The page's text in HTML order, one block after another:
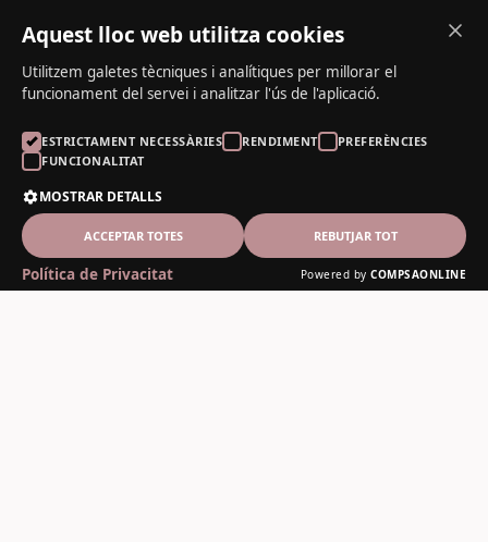
Aquest lloc web utilitza cookies
Utilitzem galetes tècniques i analítiques per millorar el
funcionament del servei i analitzar l'ús de l'aplicació.
ESTRICTAMENT NECESSÀRIES RENDIMENT
PREFERÈNCIES
FUNCIONALITAT
MOSTRAR DETALLS
ACCEPTAR TOTES REBUTJAR TOT
Política de Privacitat Powered by COMPSAONLINE